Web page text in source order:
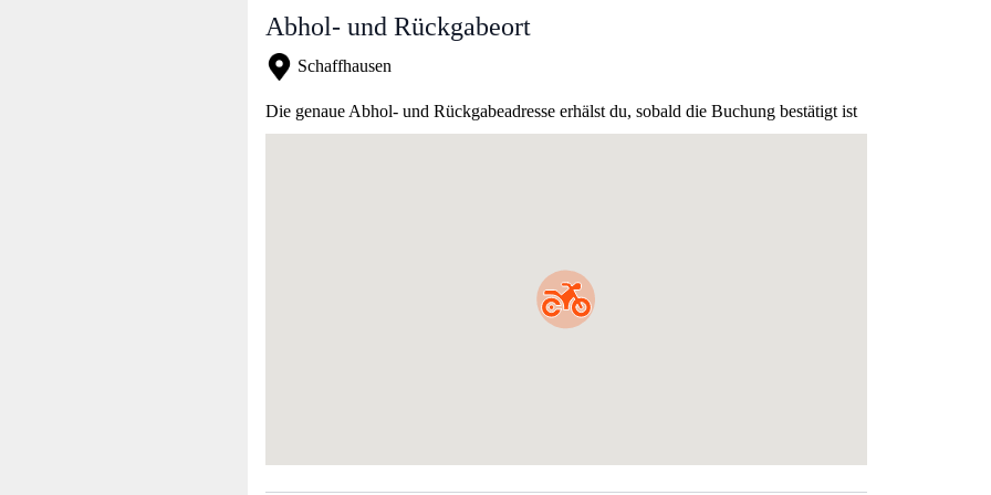
Abhol- und Rückgabeort
Schaffhausen
Die genaue Abhol- und Rückgabeadresse erhälst du, sobald die Buchung bestätigt ist